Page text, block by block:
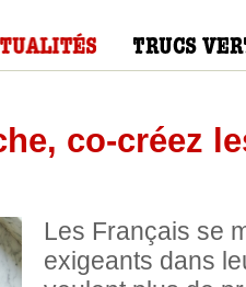
co-créez
Les Français se
exigeants dans